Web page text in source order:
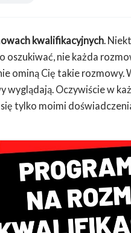
kwalifikacyjnych.
nie każda
ominą Cię takie rozmowy.
wyglądają. Oczywiście w
tylko moimi